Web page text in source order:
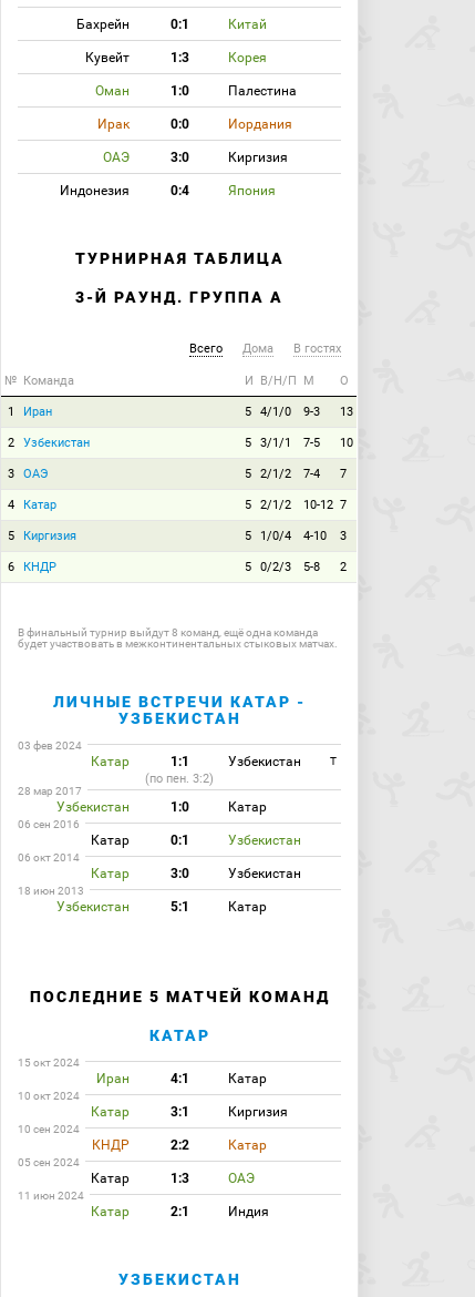
Бахрейн 0:1 Китай
Кувейт 1:3 Корея
Оман 1:0 Палестина
Ирак 0:0 Иордания
ОАЭ 3:0 Киргизия
Индонезия 0:4 Япония
ТУРНИРНАЯ ТАБЛИЦА
3-Й РАУНД. ГРУППА A
Всего Дома В гостях
№ Команда И В/Н/П М О
1 Иран 5 4/1/0 9-3 13
2 Узбекистан 5 3/1/1 7-5 10
3 ОАЭ 5 2/1/2 7-4 7
4 Катар 5 2/1/2 10-12 7
5 Киргизия 5 1/0/4 4-10 3
6 КНДР 5 0/2/3 5-8 2
В финальный турнир выйдут 8 команд, ещё одна команда
будет участвовать в межконтинентальных стыковых матчах.
ЛИЧНЫЕ ВСТРЕЧИ КАТАР -
УЗБЕКИСТАН
03 фев 2024
Катар 1:1 Узбекистан T
(по пен. 3:2)
28 мар 2017
Узбекистан 1:0 Катар
06 сен 2016
Катар 0:1 Узбекистан
06 окт 2014
Катар 3:0 Узбекистан
18 июн 2013
Узбекистан 5:1 Катар
ПОСЛЕДНИЕ 5 МАТЧЕЙ КОМАНД
КАТАР
15 окт 2024
Иран 4:1 Катар
10 окт 2024
Катар 3:1 Киргизия
10 сен 2024
КНДР 2:2 Катар
05 сен 2024
Катар 1:3 ОАЭ
11 июн 2024
Катар 2:1 Индия
УЗБЕКИСТАН